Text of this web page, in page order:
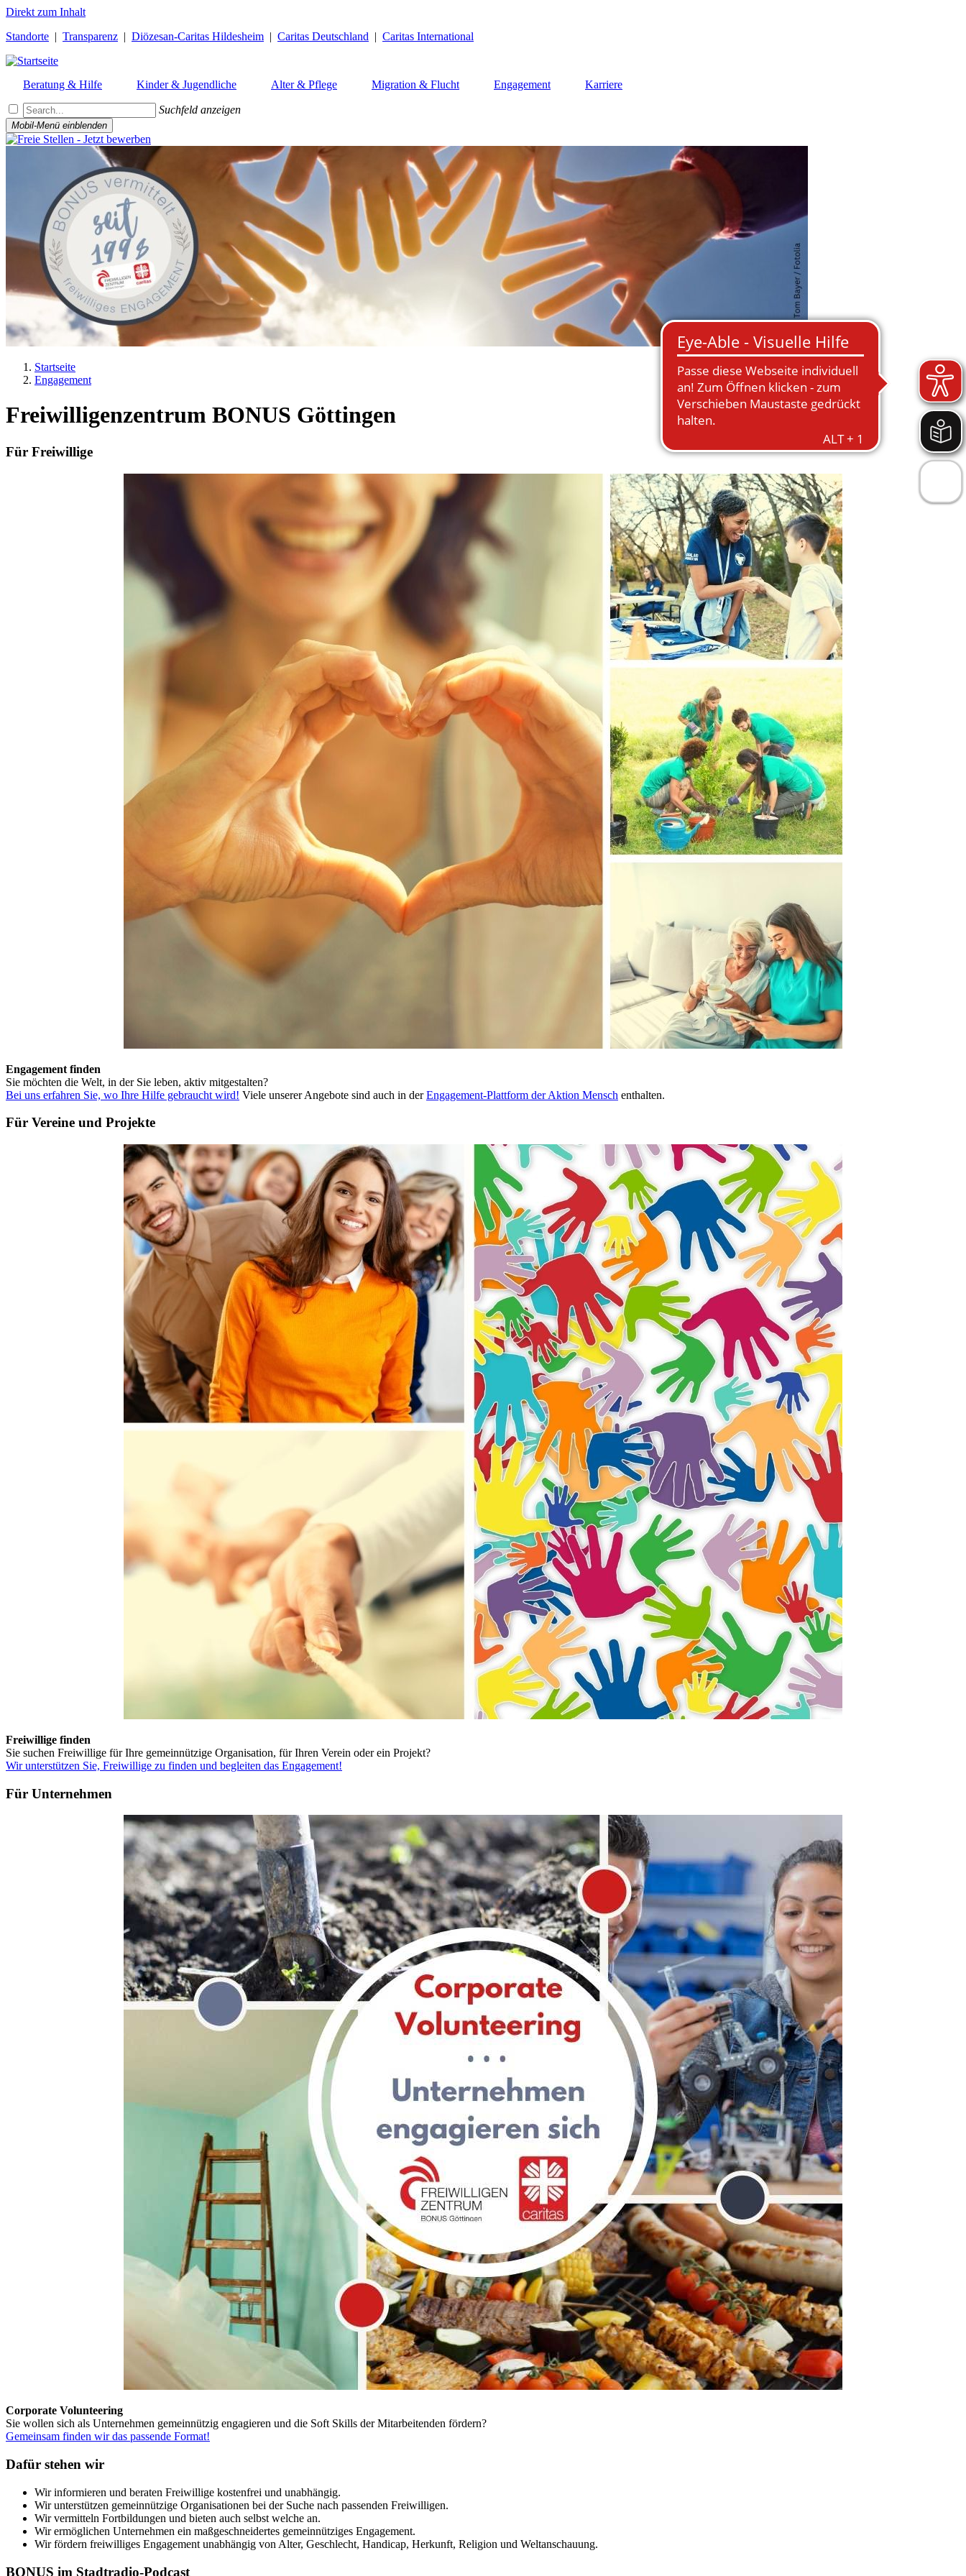
Direkt zum Inhalt
Standorte | Transparenz | Diözesan-Caritas Hildesheim | Caritas Deutschland | Caritas International
Beratung & Hilfe Kinder & Jugendliche Alter & Pflege Migration & Flucht Engagement Karriere
Suchfeld anzeigen
Mobil-Menü einblenden
Pfadnavigation
Startseite
Engagement
Freiwilligenzentrum BONUS Göttingen
Für Freiwillige
Engagement finden
Sie möchten die Welt, in der Sie leben, aktiv mitgestalten?
Bei uns erfahren Sie, wo Ihre Hilfe gebraucht wird! Viele unserer Angebote sind auch in derEngagement-Plattform der Aktion Mensch enthalten.
Für Vereine und Projekte
Freiwillige finden
Sie suchen Freiwillige für Ihre gemeinnützige Organisation, für Ihren Verein oder ein Projekt?
Wir unterstützen Sie, Freiwillige zu finden und begleiten das Engagement!
Für Unternehmen
Corporate Volunteering
Sie wollen sich als Unternehmen gemeinnützig engagieren und die Soft Skills der Mitarbeitenden fördern?
Gemeinsam finden wir das passende Format!
Dafür stehen wir
Wir informieren und beraten Freiwillige kostenfrei und unabhängig.
Wir unterstützen gemeinnützige Organisationen bei der Suche nach passenden Freiwilligen.
Wir vermitteln Fortbildungen und bieten auch selbst welche an.
Wir ermöglichen Unternehmen ein maßgeschneidertes gemeinnütziges Engagement.
Wir fördern freiwilliges Engagement unabhängig von Alter, Geschlecht, Handicap, Herkunft, Religion und Weltanschauung.
BONUS im Stadtradio-Podcast